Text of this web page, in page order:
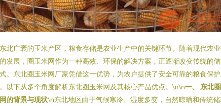
北广袤的玉米产区，粮食存储是农业生产中的关键环节。随着现代农
发展，圈玉米网作为一种高效、环保的解决方案，正逐渐改变传统的
。东北圈玉米网厂家凭借这一优势，为农户提供了安全可靠的粮食保
以下从多个角度解析东北圈玉米网及其核心产品优点。\n\n一、 东北
的背景与现状\n东北地区由于气候寒冷、湿度多变，自然晾晒和传统